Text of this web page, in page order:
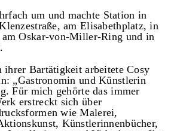
um und machte Station in
am Elisabethplatz, in
am Oskar-von-Miller-Ring und in
ihrer Bartätigkeit arbeitete Cosy
„Gastronomin und Künstlerin
Für mich gehörte das immer
erstreckt sich über
wie Malerei,
Künstlerinnenbücher,